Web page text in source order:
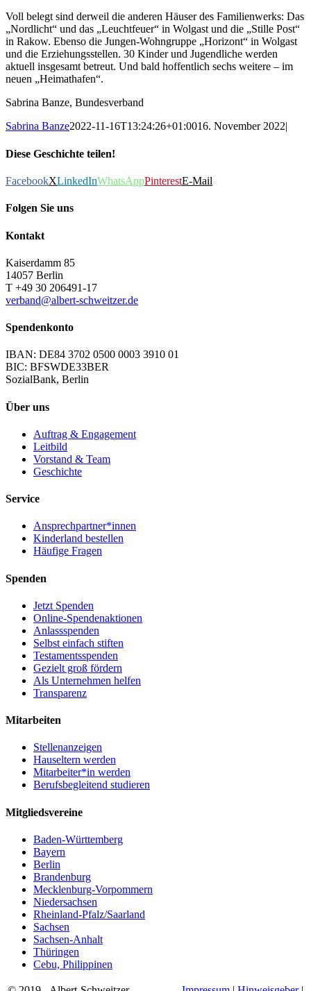
Voll belegt sind derweil die anderen Häuser des Familienwerks: Das
„Nordlicht“ und das „Leuchtfeuer“ in Wolgast und die „Stille Post“
in Rakow. Ebenso die Jungen-Wohngruppe „Horizont“ in Wolgast
und die Erziehungsstellen. 30 Kinder und Jugendliche werden
aktuell insgesamt betreut. Und bald hoffentlich sechs weitere – im
neuen „Heimathafen“.
Sabrina Banze, Bundesverband
Sabrina Banze2022-11-16T13:24:26+01:0016. November 2022|
Diese Geschichte teilen!
FacebookXLinkedInWhatsAppPinterestE-Mail
Folgen Sie uns
Kontakt
Kaiserdamm 85
14057 Berlin
T +49 30 206491-17
verband@albert-schweitzer.de
Spendenkonto
IBAN: DE84 3702 0500 0003 3910 01
BIC: BFSWDE33BER
SozialBank, Berlin
Über uns
Auftrag & Engagement
Leitbild
Vorstand & Team
Geschichte
Service
Ansprechpartner*innen
Kinderland bestellen
Häufige Fragen
Spenden
Jetzt Spenden
Online-Spendenaktionen
Anlassspenden
Selbst einfach stiften
Testamentsspenden
Gezielt groß fördern
Als Unternehmen helfen
Transparenz
Mitarbeiten
Stellenanzeigen
Hauseltern werden
Mitarbeiter*in werden
Berufsbegleitend studieren
Mitgliedsvereine
Baden-Württemberg
Bayern
Berlin
Brandenburg
Mecklenburg-Vorpommern
Niedersachsen
Rheinland-Pfalz/Saarland
Sachsen
Sachsen-Anhalt
Thüringen
Cebu, Philippinen